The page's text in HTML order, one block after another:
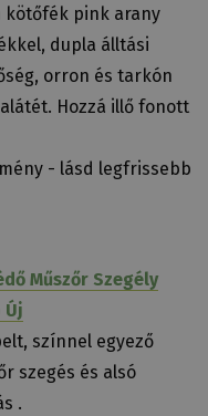
kötőfék pink arany
dupla álltási
orron és tarkón
Hozzá illő fonott
- lásd legfrissebb
Műszőr Szegély
Új
színnel egyező
szegés és alsó
.